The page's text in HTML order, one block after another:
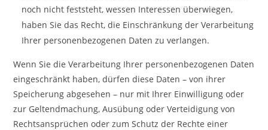
noch nicht feststeht, wessen Interessen überwiegen,
haben Sie das Recht, die Einschränkung der Verarbeitung
Ihrer personenbezogenen Daten zu verlangen.
Wenn Sie die Verarbeitung Ihrer personenbezogenen Daten
eingeschränkt haben, dürfen diese Daten – von ihrer
Speicherung abgesehen – nur mit Ihrer Einwilligung oder
zur Geltendmachung, Ausübung oder Verteidigung von
Rechtsansprüchen oder zum Schutz der Rechte einer